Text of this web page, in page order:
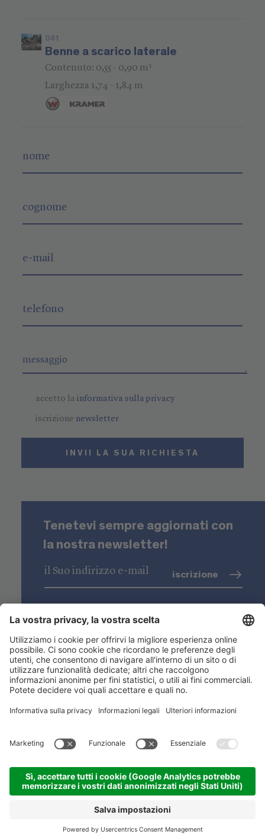
041
Benne a scarico laterale
Contenuto: 0,55 - 0,90 m³
Larghezza 1,74 - 1,84 m
accetto lainformativa sulla privacy
iscrizione newsletter
INVII LA SUA RICHIESTA
Tenetevi sempre aggiornati con
la nostra newsletter!
iscrizione
Niederstätter SpA
Sedi
Gamma prodotti
Link utili
ACADEMY